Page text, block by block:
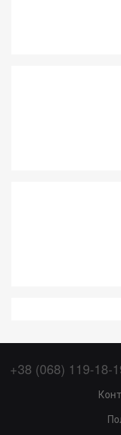
+38 (068) 119-18-